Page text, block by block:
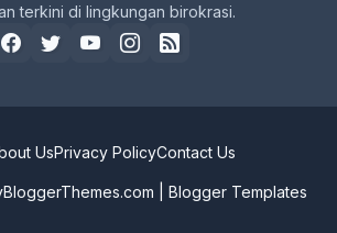
terkini di lingkungan birokrasi.
Blogger Templates
UsPrivacy PolicyContact Us